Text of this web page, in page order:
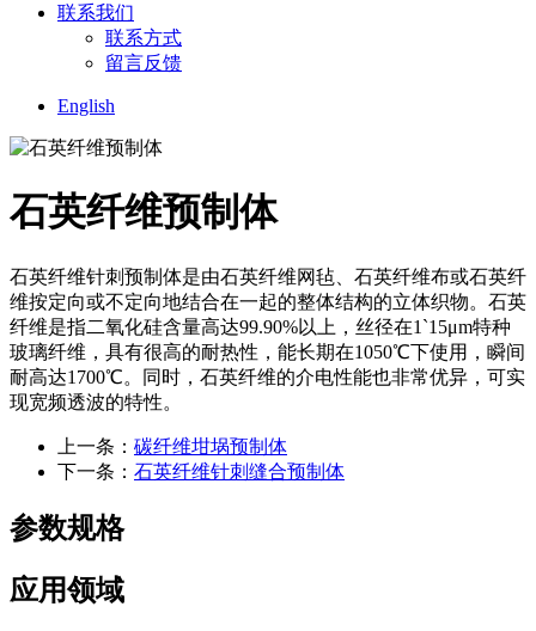
联系我们
联系方式
留言反馈
English
石英纤维预制体
石英纤维针刺预制体是由石英纤维网毡、石英纤维布或石英纤
维按定向或不定向地结合在一起的整体结构的立体织物。石英
纤维是指二氧化硅含量高达99.90%以上，丝径在1`15μm特种
玻璃纤维，具有很高的耐热性，能长期在1050℃下使用，瞬间
耐高达1700℃。同时，石英纤维的介电性能也非常优异，可实
现宽频透波的特性。
上一条： 碳纤维坩埚预制体
下一条： 石英纤维针刺缝合预制体
参数规格
应用领域